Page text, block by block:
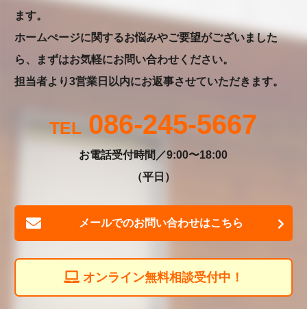
ます。
ホームぺージに関するお悩みやご要望がございました
ら、まずはお気軽にお問い合わせください。
担当者より3営業日以内にお返事させていただきます。
086-245-5667
お電話受付時間／9:00〜18:00
（平日）
メールでのお問い合わせはこちら
オンライン無料相談受付中！